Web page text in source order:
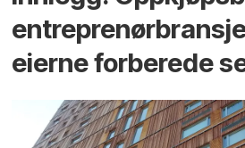
eierne forberede